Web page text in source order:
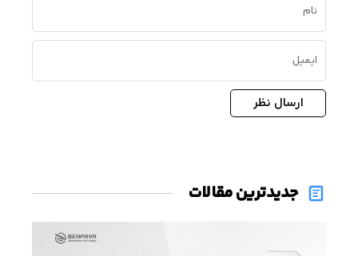
ارسال نظر
جدیدترین مقالات